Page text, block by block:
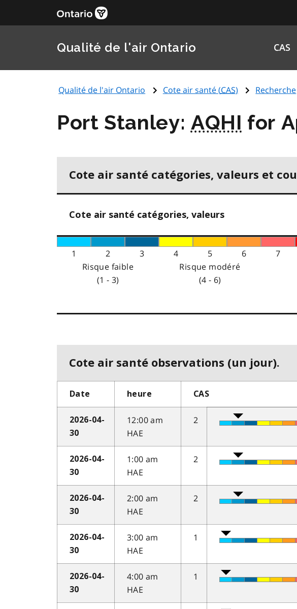
Qualité de l'air Ontario CAS
Qualité de l'air Ontario Cote air santé (CAS) Recherche
Port Stanley: AQHI for
Cote air santé catégories, valeurs et
Cote air santé catégories, valeurs
1 2 3 4 5 6 7
Risque faible
(1 - 3)
Risque modéré
(4 - 6)
Cote air santé observations (un jour).
Date heure CAS
2026-04-
30
12:00 am
HAE
2
2026-04-
30
1:00 am
HAE
2
2026-04-
30
2:00 am
HAE
2
2026-04-
30
3:00 am
HAE
1
2026-04-
30
4:00 am
HAE
1